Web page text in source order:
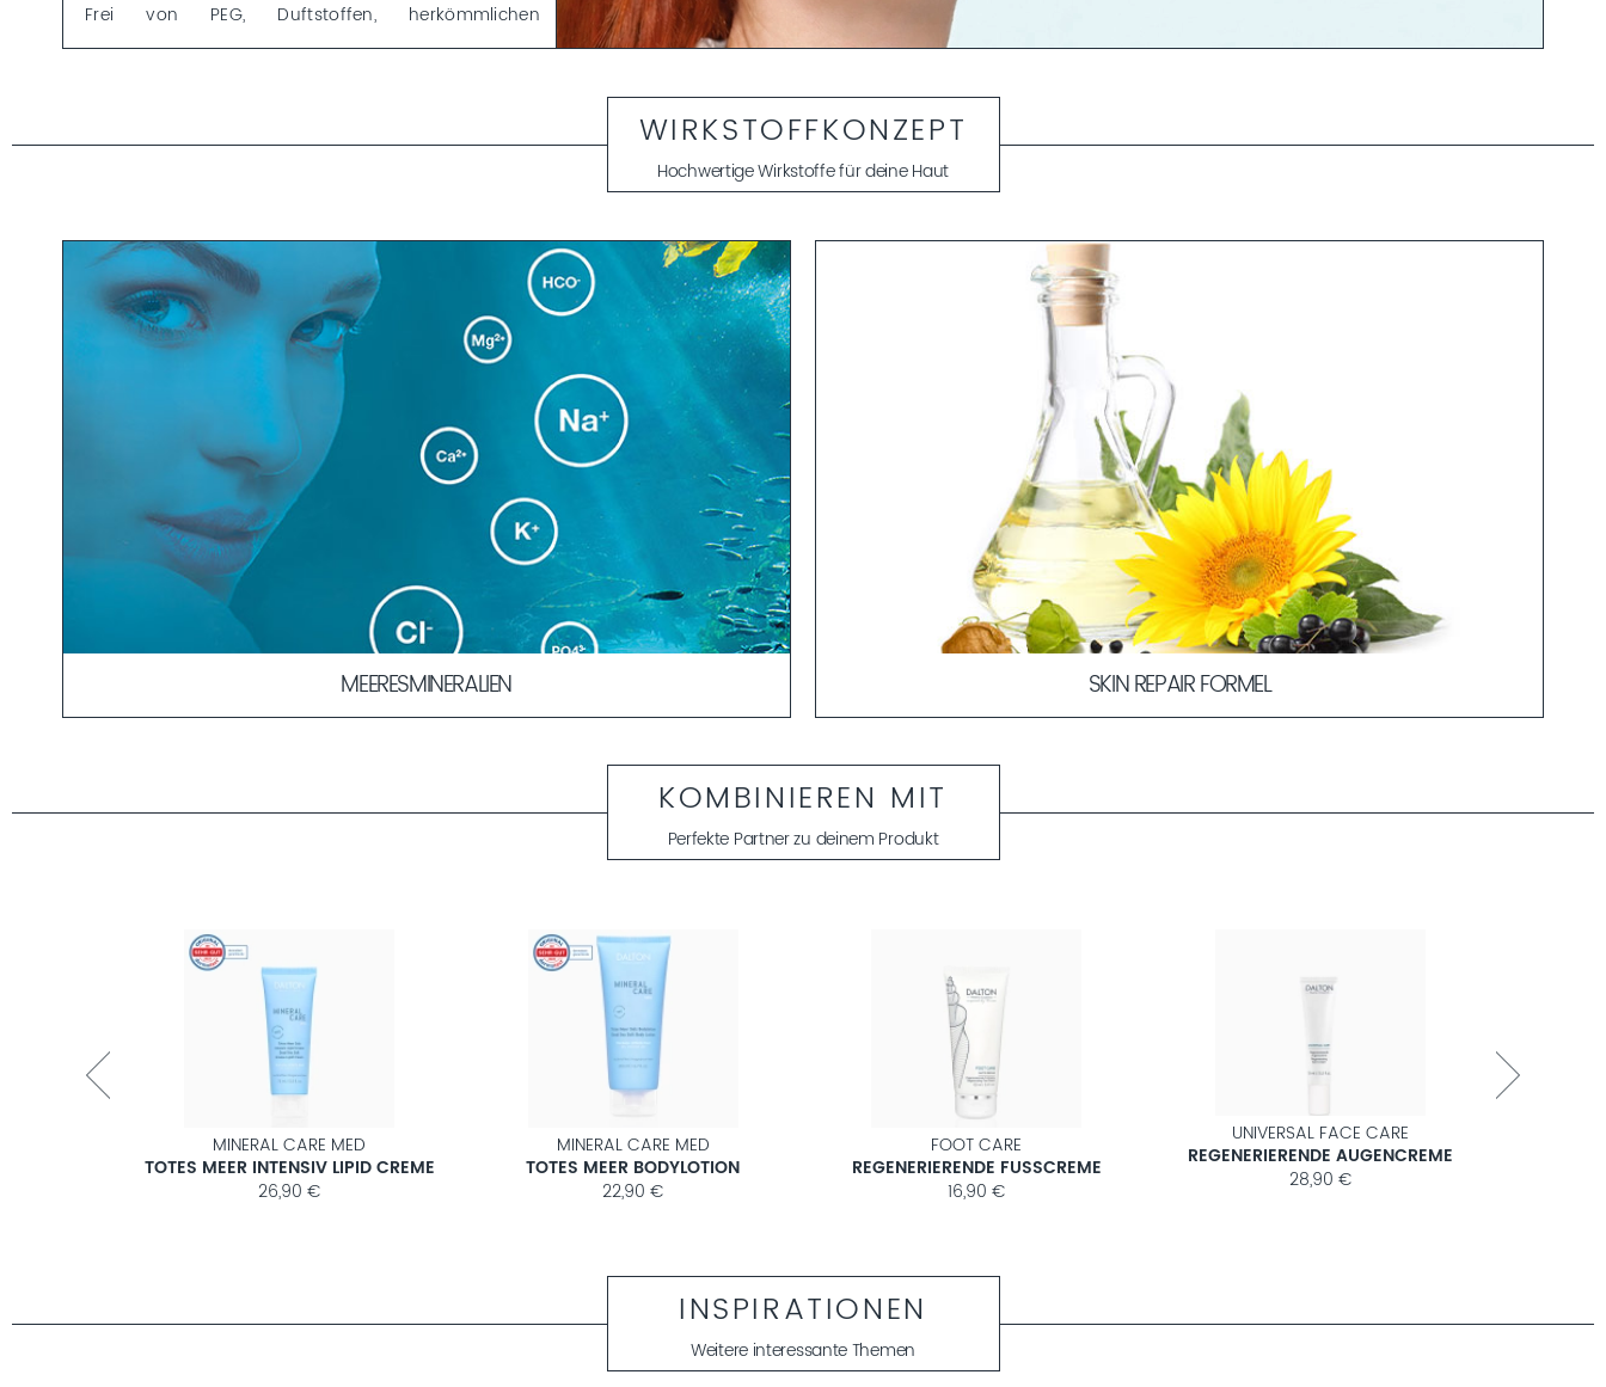
Frei von PEG, Duftstoffen, herkömmlichen
Hautbarriere. Anwendung einer Wirkstoffemulsion über einen Zeitraum
SENSITIVE CARE Linienbeschreibung.
WIRKSTOFFKONZEPT
Hochwertige Wirkstoffe für deine Haut
MEERESMINERALIEN
eine schnellere und verträglichere Aufnahme der Wirkstoffe in tiefere Hautschichten.
Durch ihre körperbekannte Kombination dienen sie als „Transportmittel“ für weitere
Wirkstoffe in die Haut.
SKIN REPAIR FORMEL
Wirkstoffe zur Pflege äußerst empfindlicher Haut. Schwarze Johannisbeere wirkt
Entzündungen entgegen, während die enthaltene Ballonrebe wie ein natürliches
Hydrokortison die Haut sichtbar beruhigt. Reich an essentiellen Linolensäure und Vitamin
E stabilisiert der glättende Extrakt der Sonnenblume die Hautschutzbarriere.
KOMBINIEREN MIT
Perfekte Partner zu deinem Produkt
MINERAL CARE MED
TOTES MEER INTENSIV LIPID CREME
26,90 €
MINERAL CARE MED
TOTES MEER BODYLOTION
22,90 €
FOOT CARE
REGENERIERENDE FUSSCREME
16,90 €
UNIVERSAL FACE CARE
REGENERIERENDE AUGENCREME
28,90 €
INSPIRATIONEN
Weitere interessante Themen